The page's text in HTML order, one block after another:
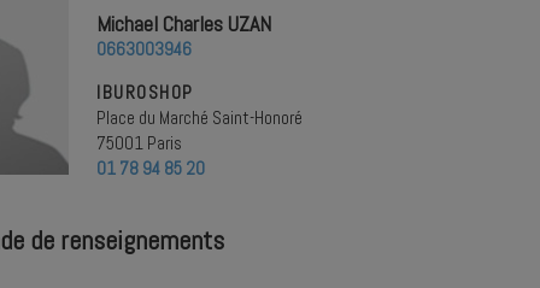
Michael Charles UZAN
0663003946
IBUROSHOP
Place du Marché Saint-Honoré
75001 Paris
01 78 94 85 20
de renseignements